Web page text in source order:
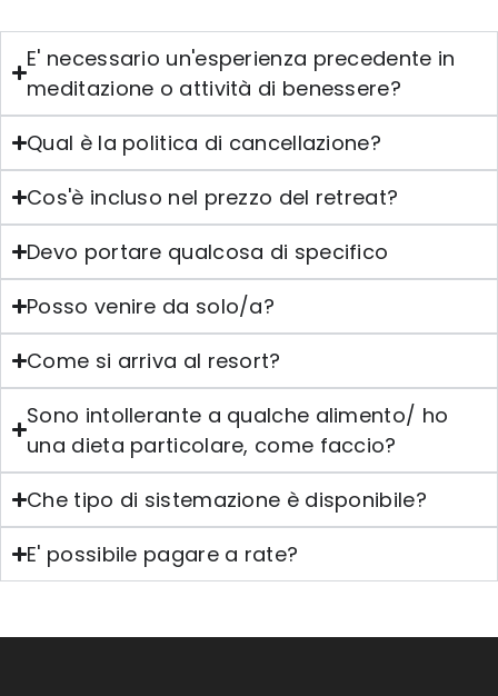
E' necessario un'esperienza precedente in
meditazione o attività di benessere?
Qual è la politica di cancellazione?
Cos'è incluso nel prezzo del retreat?
Devo portare qualcosa di specifico
Posso venire da solo/a?
Come si arriva al resort?
Sono intollerante a qualche alimento/ ho
una dieta particolare, come faccio?
Che tipo di sistemazione è disponibile?
E' possibile pagare a rate?